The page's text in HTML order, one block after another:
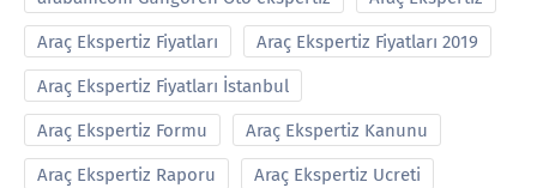
Araç Ekspertiz Fiyatları Araç Ekspertiz Fiyatları 2019
Araç Ekspertiz Fiyatları İstanbul
Araç Ekspertiz Formu Araç Ekspertiz Kanunu
Araç Ekspertiz Raporu Araç Ekspertiz Ucreti